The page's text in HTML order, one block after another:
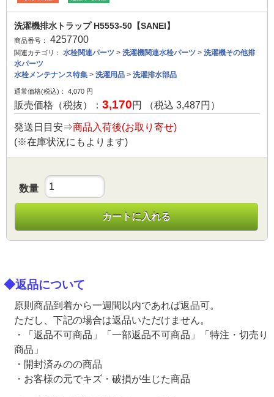
洗濯機排水トラップ H5553-50【SANEI】
商品番号： 4257700
関連カテゴリ： 水栓関連パーツ > 洗濯機関連水栓パーツ > 洗濯機その他排
水パーツ
水栓メンテナンス特集 > 洗濯用品 > 洗濯排水部品
通常価格(税込)： 4,070 円
販売価格（税抜）： 3,170円 （税込 3,487円）
発送日目安⇒商品入荷後(お取り寄せ)
(※在庫状況にもよります)
数量
カートに入れる
◆返品について
原則商品到着から一週間以内であれば返品可。
ただし、下記の場合は返品いただけません。
・「返品不可商品」「一部返品不可商品」「特注・切売り
商品」
・開封済みのの商品
・お客様の元でキズ・破損が生じた商品